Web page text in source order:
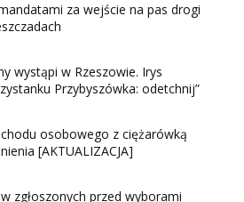
za wejście na pas drogi
wystąpi w Rzeszowie. Irys
Przybyszówka: odetchnij”
osobowego z ciężarówką
[AKTUALIZACJA]
zgłoszonych przed wyborami